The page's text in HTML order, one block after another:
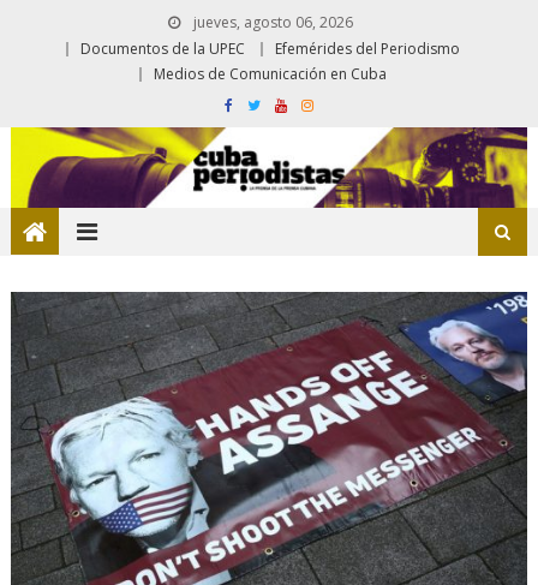
jueves, agosto 06, 2026
Documentos de la UPEC
Efemérides del Periodismo
Medios de Comunicación en Cuba